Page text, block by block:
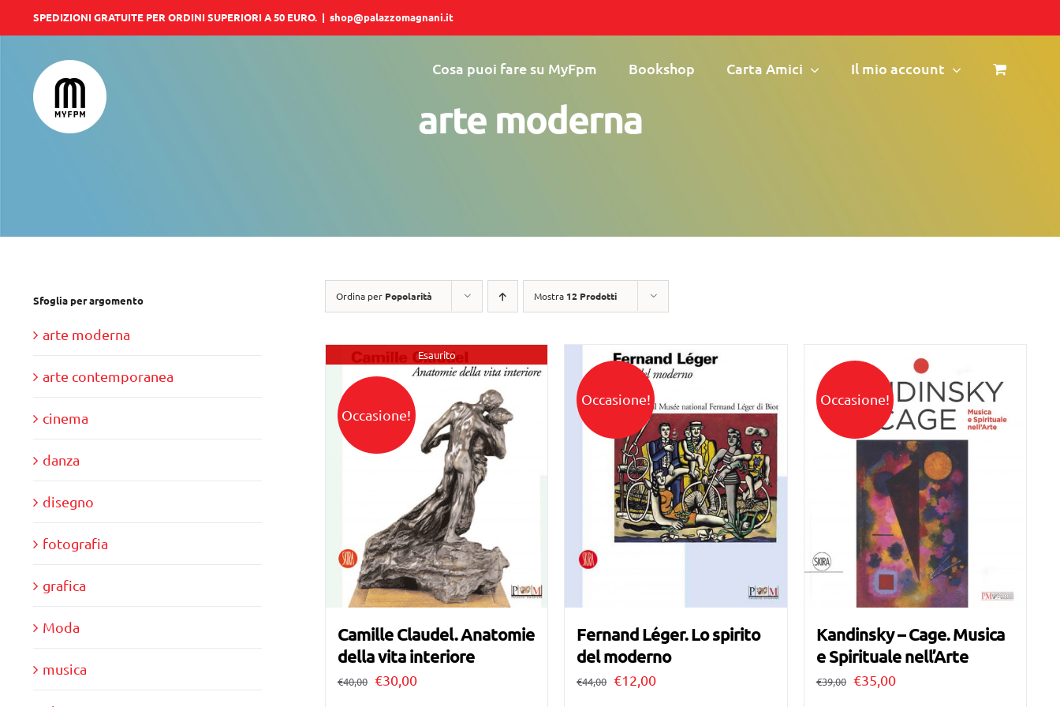
al
contenuto
SPEDIZIONI GRATUITE PER ORDINI SUPERIORI A 50 EURO. | shop@palazzomagnani.it
Cosa puoi fare su MyFpm Bookshop Carta Amici Il mio account
arte moderna
Ordina per Popolarità Mostra 12 Prodotti
Esaurito
Occasione!
Camille Claudel. Anatomie
della vita interiore
€40,00 Il
€30,00Il
Occasione!
Fernand Léger. Lo spirito
del moderno
€44,00 Il
€12,00Il
Occasione!
Kandinsky – Cage. Musica
e Spirituale nell’Arte
€39,00 Il
€35,00Il
Sfoglia per argomento
arte moderna
arte contemporanea
cinema
danza
disegno
fotografia
grafica
Moda
musica